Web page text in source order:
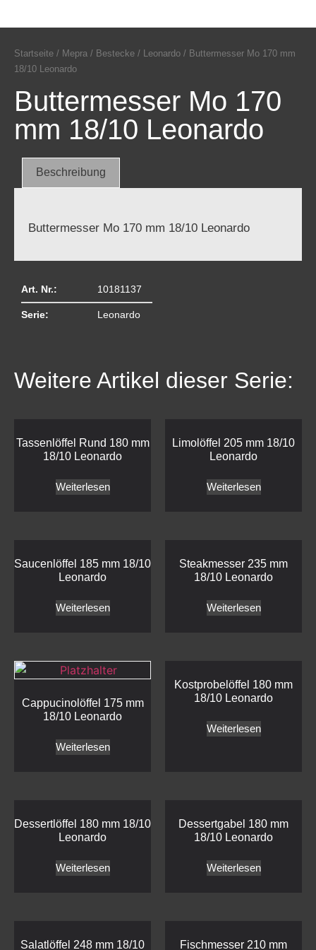
Startseite / Mepra / Bestecke / Leonardo / Buttermesser Mo 170 mm
18/10 Leonardo
Buttermesser Mo 170
mm 18/10 Leonardo
Beschreibung
Buttermesser Mo 170 mm 18/10 Leonardo
Art. Nr.: 10181137
Serie: Leonardo
Weitere Artikel dieser Serie:
Tassenlöffel Rund 180 mm
18/10 Leonardo
Weiterlesen
Limolöffel 205 mm 18/10
Leonardo
Weiterlesen
Saucenlöffel 185 mm 18/10
Leonardo
Weiterlesen
Steakmesser 235 mm
18/10 Leonardo
Weiterlesen
Cappucinolöffel 175 mm
18/10 Leonardo
Weiterlesen
Kostprobelöffel 180 mm
18/10 Leonardo
Weiterlesen
Dessertlöffel 180 mm 18/10
Leonardo
Weiterlesen
Dessertgabel 180 mm
18/10 Leonardo
Weiterlesen
Salatlöffel 248 mm 18/10 Fischmesser 210 mm